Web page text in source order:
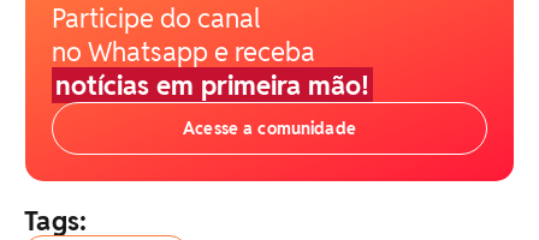
Participe do canal
no Whatsapp e receba
notícias em primeira mão!
Acesse a comunidade
Tags: